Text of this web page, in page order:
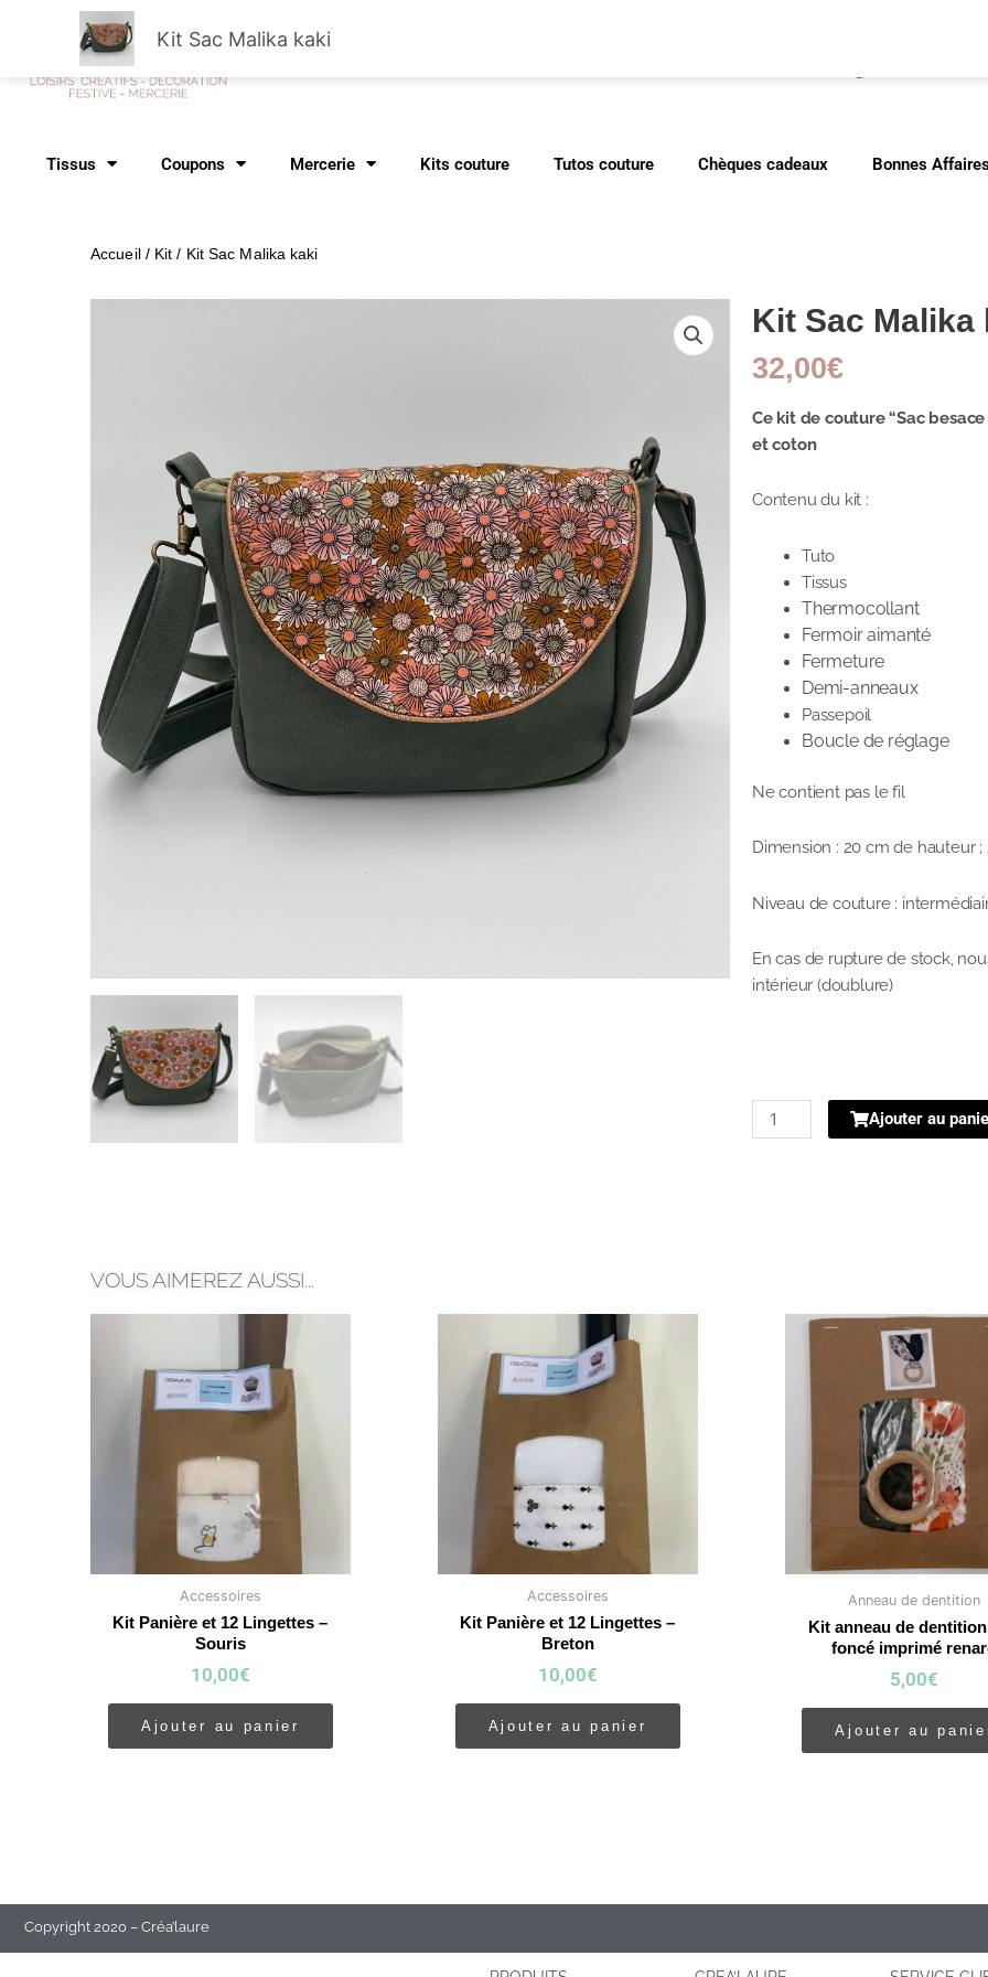
Tissus Coupons Mercerie Kits couture Tutos couture Chèques cadeaux Bonnes
Accueil/ Kit / Kit Sac Malika kaki
Kit Sac Malika
32,00€
Ce kit de couture “Sac
et coton
Contenu du kit :
Tuto
Tissus
Thermocollant
Fermoir aimanté
Fermeture
Demi-anneaux
Passepoil
Boucle de réglage
Ne contient pas le fil
Dimension : 20 cm de hauteur
Niveau de couture :
En cas de rupture de stock,
intérieur (doublure)
quantité
de
Ajouter au
VOUS AIMEREZ AUSSI...
Accessoires
Kit Panière et 12 Lingettes –
Souris
10,00€
Ajouter au panier
Accessoires
Kit Panière et 12 Lingettes –
Breton
10,00€
Ajouter au panier
Anneau de dentition
Kit anneau de
foncé imprimé
5,00€
Ajouter au
Copyright 2020 – Créa’laure
Kit Sac Malika kaki